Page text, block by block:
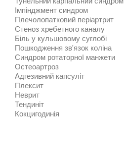
Імпінджмент синдром
Плечолопатковий періартрит
Стеноз хребетного каналу
Біль у кульшовому суглобі
Пошкодження зв'язок коліна
Синдром ротаторної манжети
Остеоартроз
Адгезивний капсуліт
Плексит
Неврит
Тендиніт
Кокцигодинія